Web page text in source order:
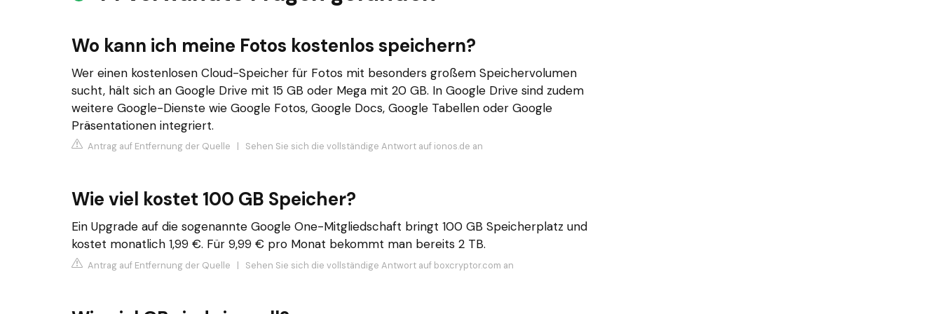
Wo kann ich meine Fotos kostenlos speichern?
Wer einen kostenlosen Cloud-Speicher für Fotos mit besonders großem Speichervolumen
sucht, hält sich an Google Drive mit 15 GB oder Mega mit 20 GB. In Google Drive sind zudem
weitere Google-Dienste wie Google Fotos, Google Docs, Google Tabellen oder Google
Präsentationen integriert.
Antrag auf Entfernung der Quelle | Sehen Sie sich die vollständige Antwort auf ionos.de an
Wie viel kostet 100 GB Speicher?
Ein Upgrade auf die sogenannte Google One-Mitgliedschaft bringt 100 GB Speicherplatz und
kostet monatlich 1,99 €. Für 9,99 € pro Monat bekommt man bereits 2 TB.
Antrag auf Entfernung der Quelle | Sehen Sie sich die vollständige Antwort auf boxcryptor.com an